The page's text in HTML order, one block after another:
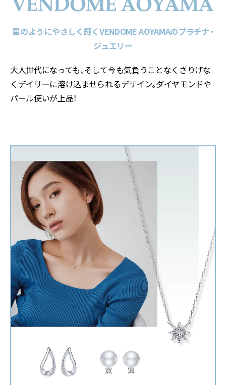
星のようにやさしく輝くVENDOME AOYAMAのプラチナ・
ジュエリー
大人世代になっても、そして今も気負うことなくさりげな
くデイリーに溶け込ませられるデザイン。ダイヤモンドや
パール使いが上品！